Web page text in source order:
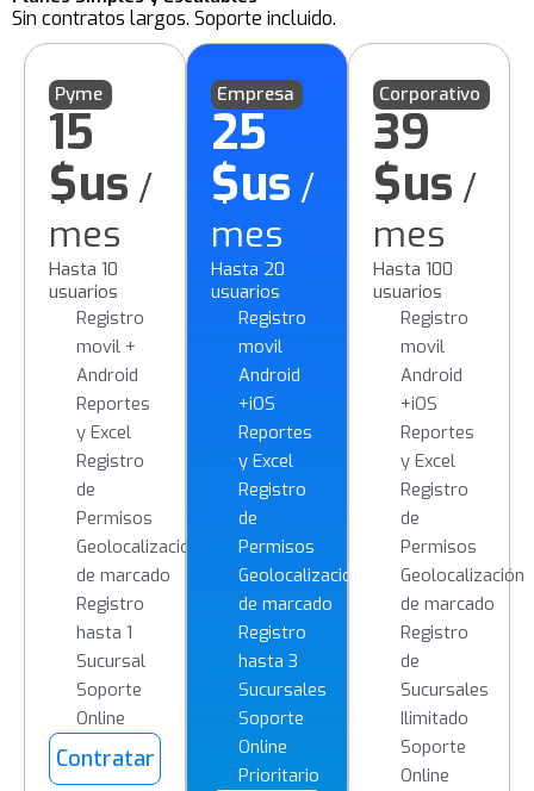
Sin contratos largos. Soporte incluido.
Pyme
15
$us /
mes
Hasta 10
usuarios
Registro
movil +
Android
Reportes
y Excel
Registro
de
Permisos
Geolocalización
de marcado
Registro
hasta 1
Sucursal
Soporte
Online
Contratar
Empresa
25
$us /
mes
Hasta 20
usuarios
Registro
movil
Android
+iOS
Reportes
y Excel
Registro
de
Permisos
Geolocalización
de marcado
Registro
hasta 3
Sucursales
Soporte
Online
Prioritario
Corporativo
39
$us /
mes
Hasta 100
usuarios
Registro
movil
Android
+iOS
Reportes
y Excel
Registro
de
Permisos
Geolocalización
de marcado
Registro
de
Sucursales
Ilimitado
Soporte
Online